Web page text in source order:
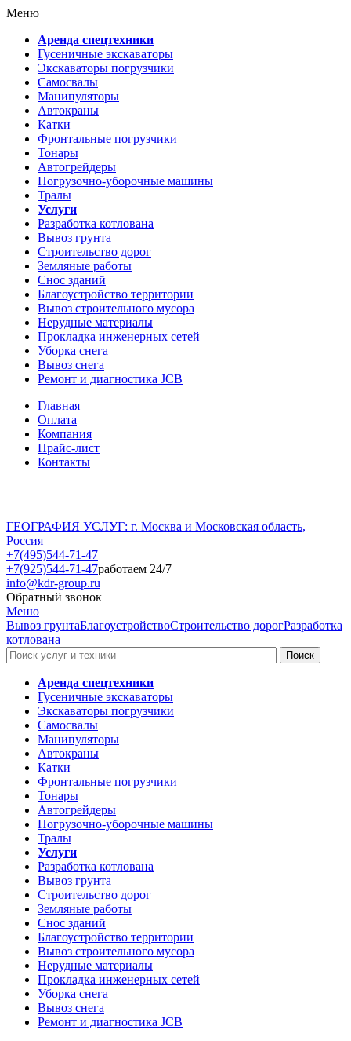
Меню
Аренда спецтехники
Гусеничные экскаваторы
Экскаваторы погрузчики
Самосвалы
Манипуляторы
Автокраны
Катки
Фронтальные погрузчики
Тонары
Автогрейдеры
Погрузочно-уборочные машины
Тралы
Услуги
Разработка котлована
Вывоз грунта
Строительство дорог
Земляные работы
Снос зданий
Благоустройство территории
Вывоз строительного мусора
Нерудные материалы
Прокладка инженерных сетей
Уборка снега
Вывоз снега
Ремонт и диагностика JCB
Главная
Оплата
Компания
Прайс-лист
Контакты
ГЕОГРАФИЯ УСЛУГ: г. Москва и Московская область,
Россия
+7(495)544-71-47
+7(925)544-71-47работаем 24/7
info@kdr-group.ru
Обратный звонок
Меню
Вывоз грунтаБлагоустройствоСтроительство дорогРазработка
котлована
Аренда спецтехники
Гусеничные экскаваторы
Экскаваторы погрузчики
Самосвалы
Манипуляторы
Автокраны
Катки
Фронтальные погрузчики
Тонары
Автогрейдеры
Погрузочно-уборочные машины
Тралы
Услуги
Разработка котлована
Вывоз грунта
Строительство дорог
Земляные работы
Снос зданий
Благоустройство территории
Вывоз строительного мусора
Нерудные материалы
Прокладка инженерных сетей
Уборка снега
Вывоз снега
Ремонт и диагностика JCB